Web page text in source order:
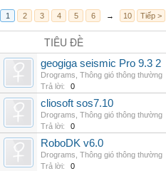
1 2 3 4 5 6 → 10 Tiếp >
TIÊU ĐỀ
geogiga seismic Pro 9.3 2
Drograms Thông gió thông thường
Trả lời:
0
cliosoft sos7.10
Drograms Thông gió thông thường
Trả lời:
0
RoboDK v6.0
Drograms Thông gió thông thường
Trả lời:
0